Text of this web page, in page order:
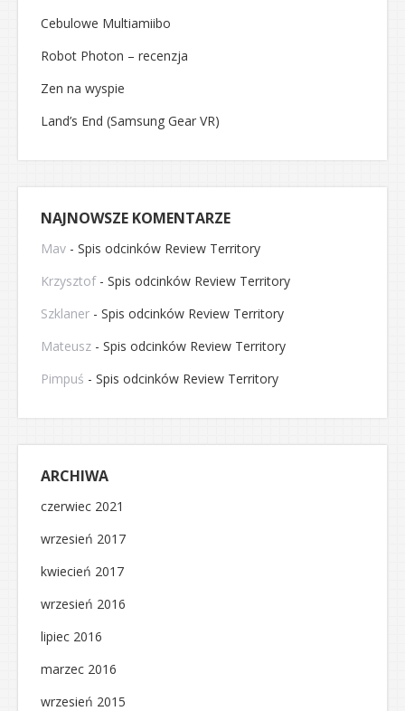
Cebulowe Multiamiibo
Robot Photon – recenzja
Zen na wyspie
Land’s End (Samsung Gear VR)
NAJNOWSZE KOMENTARZE
Mav - Spis odcinków Review Territory
Krzysztof- Spis odcinków Review Territory
Szklaner - Spis odcinków Review Territory
Mateusz - Spis odcinków Review Territory
Pimpuś - Spis odcinków Review Territory
ARCHIWA
czerwiec 2021
wrzesień 2017
kwiecień 2017
wrzesień 2016
lipiec 2016
marzec 2016
wrzesień 2015